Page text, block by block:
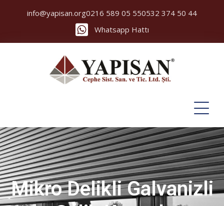
info@yapisan.org0216 589 05 550532 374 50 44
Whatsapp Hattı
Mikro Delikli Galvanizli